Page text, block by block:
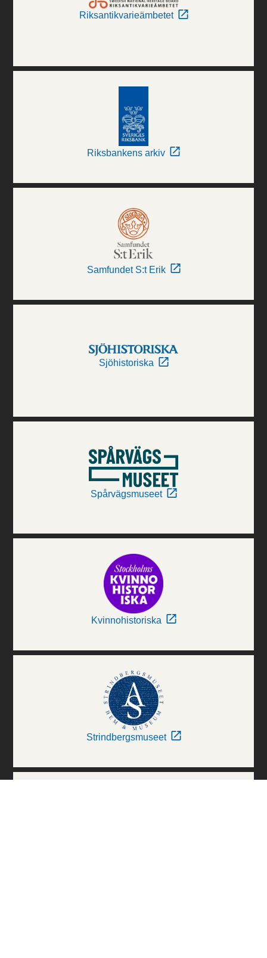
Riksantikvarieämbetet
Riksbankens arkiv
Samfundet S:t Erik
Sjöhistoriska
Spårvägsmuseet
Kvinnohistoriska
Strindbergsmuseet